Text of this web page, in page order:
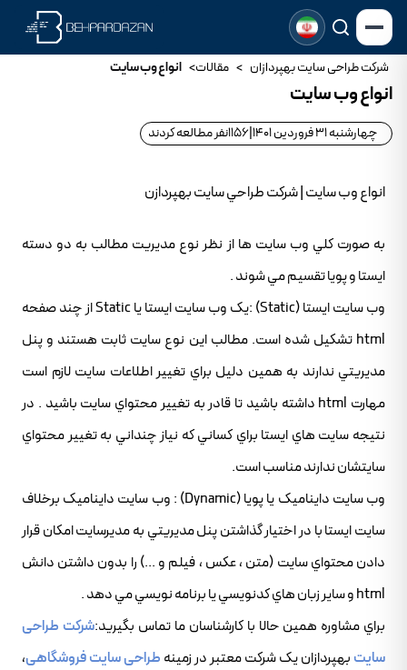
شرکت طراحی سایت بهپردازان > مقالات> انواع وب سايت
انواع وب سايت
چهارشنبه 31 فروردین 1401 1156نفر مطالعه کردند
انواع وب سايت | شرکت طراحي سايت بهپردازن
به صورت کلي وب سايت ها از نظر نوع مديريت مطالب به دو دسته
ايستا و پويا تقسيم مي شوند .
وب سايت ايستا (Static) :يک وب سايت ايستا يا Static از چند صفحه
html تشکيل شده است. مطالب اين نوع سايت ثابت هستند و پنل
مديريتي ندارند به همين دليل براي تغيير اطلاعات سايت لازم است
مهارت html داشته باشيد تا قادر به تغيير محتواي سايت باشيد . در
نتيجه سايت هاي ايستا براي کساني که نياز چنداني به تغيير محتواي
سايتشان ندارند مناسب است.
وب سايت دايناميک يا پويا (Dynamic) : وب سايت دايناميک برخلاف
سايت ايستا با در اختيار گذاشتن پنل مديريتي به مديرسايت امکان قرار
دادن محتواي سايت (متن ، عکس ، فيلم و ...) را بدون داشتن دانش
html و ساير زبان هاي کدنويسي يا برنامه نويسي مي دهد .
براي مشاوره همين حالا با کارشناسان ما تماس بگيريد:شرکت طراحی
سایت بهپردازان یک شرکت معتبر در زمینه طراحی سایت فروشگاهی،